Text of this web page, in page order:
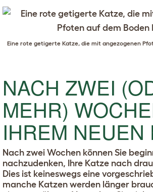
Eine rote getigerte Katze, die mit angezogenen
NACH ZWEI
MEHR)
IHREM NEUEN
Nach zwei Wochen können Sie
nachzudenken, Ihre Katze nach
Dies ist keineswegs eine
manche Katzen werden länger